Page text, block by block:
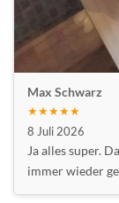
Max Schwarz
★★★★★
8 Juli 2026
Ja alles super.
immer wieder